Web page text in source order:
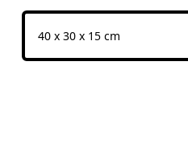
40 x 30 x 15 cm